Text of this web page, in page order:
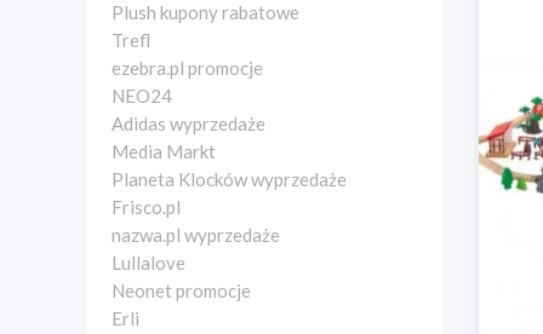
Plush kupony rabatowe
Trefl
ezebra.pl promocje
NEO24
Adidas wyprzedaże
Media Markt
Planeta Klocków wyprzedaże
Frisco.pl
nazwa.pl wyprzedaże
Lullalove
Neonet promocje
Erli